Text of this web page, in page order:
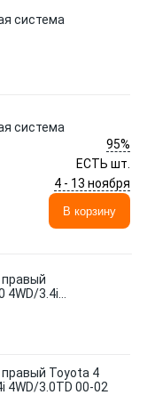
система
система
95%
ЕСТЬ шт.
4 - 13 ноября
В корзину
правый
4WD/3.4i
правый Toyota 4
4WD/3.0TD 00-02